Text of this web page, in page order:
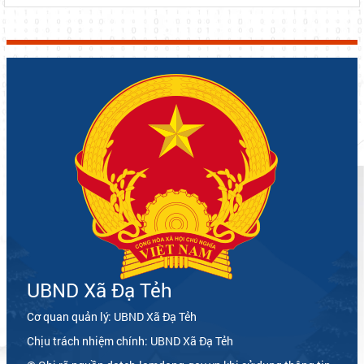
UBND Xã Đạ Tẻh
Cơ quan quản lý: UBND Xã Đạ Tẻh
Chịu trách nhiệm chính: UBND Xã Đạ Tẻh